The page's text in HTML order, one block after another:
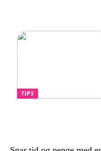
TIPS